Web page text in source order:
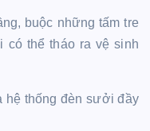
buộc những tấm tre
có thể tháo ra vệ sinh
hệ thống đèn sưởi đầy